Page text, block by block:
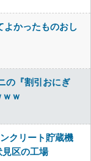
よかったものおし
の『割引おにぎ
ｗ
クリート貯蔵機
区の工場